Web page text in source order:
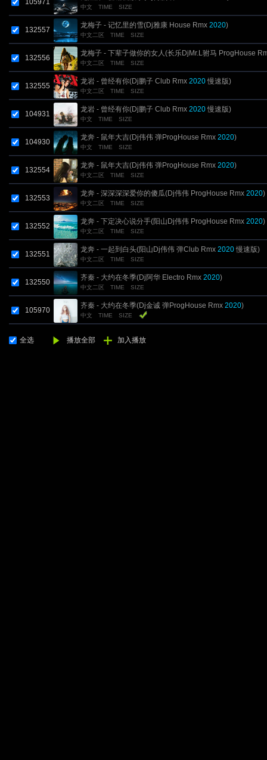
105971
中文 TIME SIZE
132557
龙梅子 - 记忆里的雪(Dj雅康 House Rmx 2020)
中文二区 TIME SIZE
132556
龙梅子 - 下辈子做你的女人(长乐DjMr.L驸马 ProgHouse
2020)
中文二区 TIME SIZE
132555
龙岩 - 曾经有你(Dj鹏子 Club Rmx 2020 慢速版)
中文二区 TIME SIZE
104931
龙岩 - 曾经有你(Dj鹏子 Club Rmx 2020 慢速版)
中文 TIME SIZE
104930
龙奔 - 鼠年大吉(Dj伟伟 弹ProgHouse Rmx 2020)
中文 TIME SIZE
132554
龙奔 - 鼠年大吉(Dj伟伟 弹ProgHouse Rmx 2020)
中文二区 TIME SIZE
132553
龙奔 - 深深深深爱你的傻瓜(Dj伟伟 ProgHouse Rmx 2020)
中文二区 TIME SIZE
132552
龙奔 - 下定决心说分手(阳山Dj伟伟 ProgHouse Rmx 2020)
中文二区 TIME SIZE
132551
龙奔 - 一起到白头(阳山Dj伟伟 弹Club Rmx 2020 慢速版)
中文二区 TIME SIZE
132550
齐秦 - 大约在冬季(Dj阿华 Electro Rmx 2020)
中文二区 TIME SIZE
105970
齐秦 - 大约在冬季(Dj金诚 弹ProgHouse Rmx 2020)
中文 TIME SIZE
全选 播放全部 加入播放